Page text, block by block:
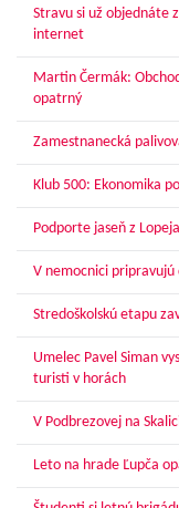
Stravu si už objednáte
internet
Martin Čermák:
opatrný
Zamestnanecká
Klub 500: Ekonomika
Podporte jaseň z
V nemocnici pripravujú
Stredoškolskú etapu
Umelec Pavel Siman
turisti v horách
V Podbrezovej na
Leto na hrade Ľupča